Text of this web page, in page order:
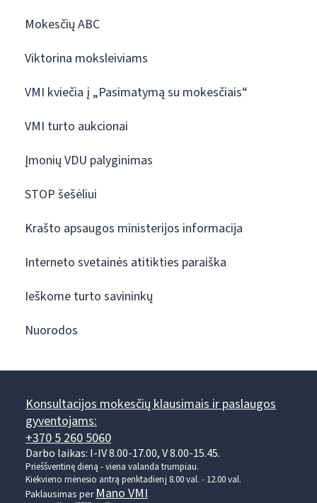
Mokesčių ABC
Viktorina moksleiviams
VMI kviečia į „Pasimatymą su mokesčiais“
VMI turto aukcionai
Įmonių VDU palyginimas
STOP šešėliui
Krašto apsaugos ministerijos informacija
Interneto svetainės atitikties paraiška
Ieškome turto savininkų
Nuorodos
Konsultacijos mokesčių klausimais ir paslaugos
gyventojams:
+370 5 260 5060
Darbo laikas: I-IV 8.00-17.00, V 8.00-15.45.
Prieššventinę dieną - viena valanda trumpiau.
Kiekvieno mėnesio antrą penktadienį 8.00 val. - 12.00 val.
Paklausimas perMano VMI